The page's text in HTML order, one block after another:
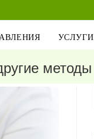
УСЛУГИ
методы